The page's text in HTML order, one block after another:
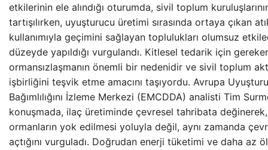
etkilerinin ele alındığı oturumda, sivil toplum
tartışılırken, uyuşturucu üretimi sırasında ortaya çıkan
kullanımıyla geçimini sağlayan toplulukları olumsuz
düzeyde yapıldığı vurgulandı. Kitlesel tedarik için
ormansızlaşmanın önemli bir nedenidir ve sivil toplum
işbirliğini teşvik etme amacını taşıyordu. Avrupa
Bağımlılığını İzleme Merkezi (EMCDDA) analisti Tim
konuşmada, ilaç üretiminde çevresel tahribata
ormanların yok edilmesi yoluyla değil, aynı zamanda
açtığını vurguladı. Doğrudan enerji tüketimi ve daha az